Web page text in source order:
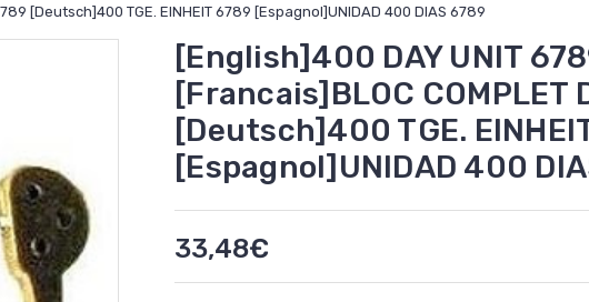
[Deutsch]400 TGE. EINHEIT 6789 [Espagnol]UNIDAD 400 DIAS 6789
[English]400 DAY UNIT
[Francais]BLOC COMPLET
[Deutsch]400 TGE.
[Espagnol]UNIDAD 400
33,48€